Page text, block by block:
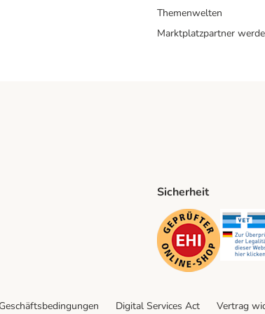
Themenwelten
Marktplatzpartner
Method
Sicherheit
Security
Digital Services Act Vertrag